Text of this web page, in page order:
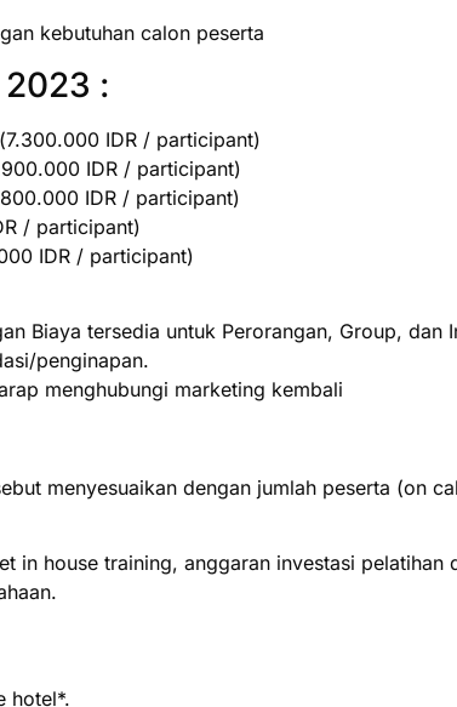
kebutuhan calon peserta
:
IDR / participant)
IDR / participant)
IDR / participant)
/ participant)
IDR / participant)
Biaya tersedia untuk Perorangan, Group, dan
penginapan.
menghubungi marketing kembali
menyesuaikan dengan jumlah peserta (on
in house training, anggaran investasi pelatihan
hotel*.